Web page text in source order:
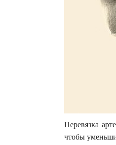
Перевязка
чтобы